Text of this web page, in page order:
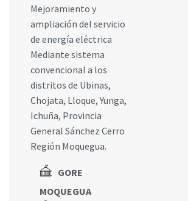
Mejoramiento y
ampliación del servicio
de energía eléctrica
Mediante sistema
convencional a los
distritos de Ubinas,
Chojata, Lloque, Yunga,
Ichuña, Provincia
General Sánchez Cerro
Región Moquegua.
GORE
MOQUEGUA